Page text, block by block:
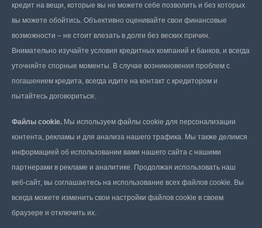
кредит на вещи, которые вы не можете себе позволить и без которых
вы можете обойтись. Объективно оценивайте свои финансовые
возможности – не стоит влезать в долги без веских причин.
Внимательно изучайте условия кредитных компаний и банков, и всегда
уточняйте спорные моменты. В случае возникновения проблем с
погашением кредита, всегда идите на контакт с кредитором и
пытайтесь договориться.
Файлы cookie. Мы используем файлы cookie для персонализации
контента, рекламы и для анализа нашего трафика. Мы также делимся
информацией об использовании вами нашего сайта с нашими
партнерами в рекламе и аналитике. Продолжая использовать наш
веб-сайт, вы соглашаетесь на использование всех файлов cookie. Вы
всегда можете изменить свои настройки файлов cookie в своем
браузере и отключить их.